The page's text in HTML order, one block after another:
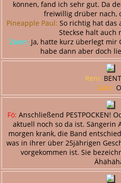
können, fand ich sehr gut. Da
freiwillig drüber nach,
Pineapple Paul: So richtig hat das
Steckse halt auch
Zwen: Ja, hatte kurz überlegt
habe dann aber doch
Reni:
Götz:
Fö: Anschließend PESTPOCKEN!
aktuell noch so da ist. Sängerin
morgen krank, die Band
was in ihrer über 25jährigen
vorgekommen ist. Sie